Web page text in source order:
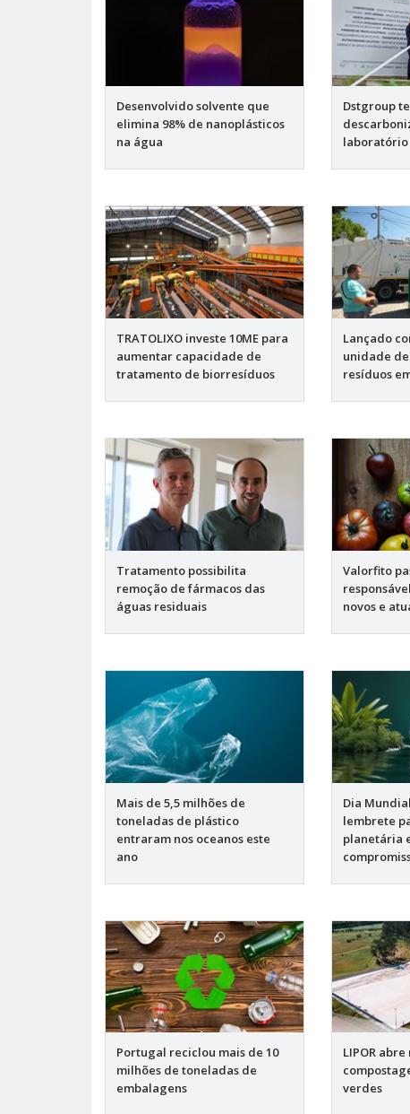
Desenvolvido solvente que
elimina 98% de nanoplásticos
na água
Dstgroup
laboratório
TRATOLIXO investe 10ME para
aumentar capacidade de
tratamento de biorresíduos
Lançado
unidade
resíduos
Tratamento possibilita
remoção de fármacos das
águas residuais
Valorfito
novos e
Mais de 5,5 milhões de
toneladas de plástico
entraram nos oceanos este
ano
Dia
lembrete
planetária
Portugal reciclou mais de 10
milhões de toneladas de
embalagens
LIPOR
verdes